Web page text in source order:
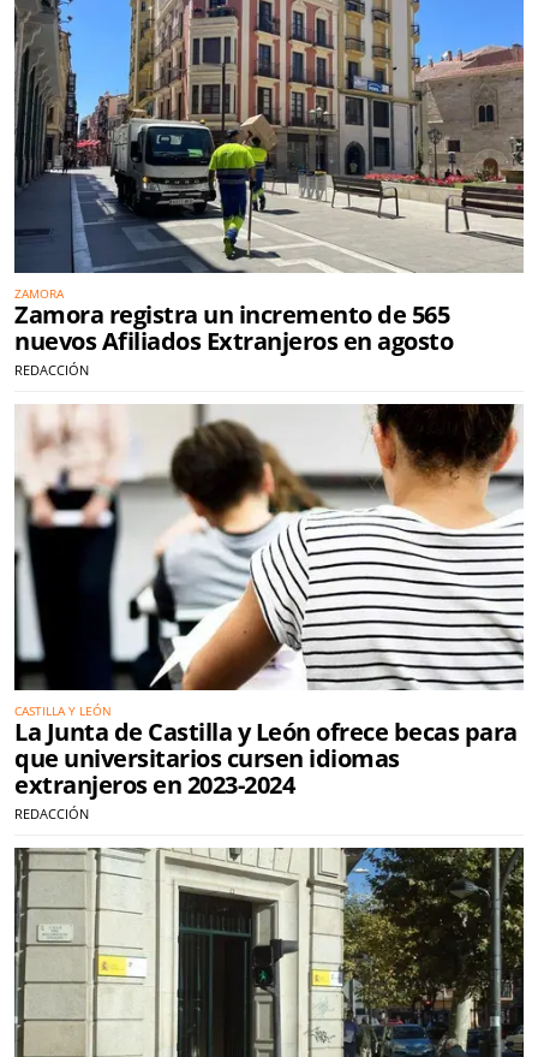
ZAMORA
Zamora registra un incremento de 565
nuevos Afiliados Extranjeros en agosto
REDACCIÓN
CASTILLA Y LEÓN
La Junta de Castilla y León ofrece becas para
que universitarios cursen idiomas
extranjeros en 2023-2024
REDACCIÓN